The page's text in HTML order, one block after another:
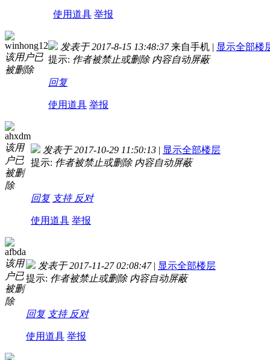
使用道具 举报
winhong12
该用户已
被删除
发表于 2017-8-15 13:48:37 来自手机 | 显示全部楼
提示: 作者被禁止或删除 内容自动屏蔽
回复
使用道具 举报
ahxdm
该用
户已
被删
除
发表于 2017-10-29 11:50:13 | 显示全部楼层
提示: 作者被禁止或删除 内容自动屏蔽
回复 支持 反对
使用道具 举报
afbda
该用
户已
被删
除
发表于 2017-11-27 02:08:47 | 显示全部楼层
提示: 作者被禁止或删除 内容自动屏蔽
回复 支持 反对
使用道具 举报